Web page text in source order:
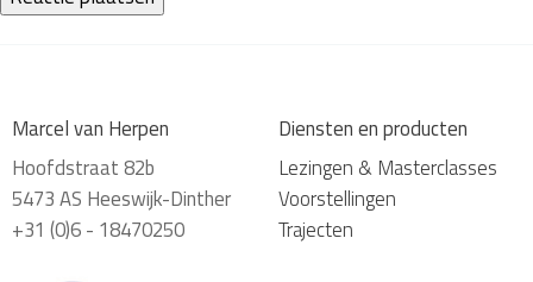
Marcel van Herpen
Hoofdstraat 82b
5473 AS Heeswijk-Dinther
+31 (0)6 - 18470250
Diensten en producten
Lezingen & Masterclasses
Voorstellingen
Trajecten